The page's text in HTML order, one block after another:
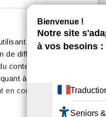
des
diffuser des
contenu, ainsi que de
à l'utilisation de
consultant la
ou de créer un compte.